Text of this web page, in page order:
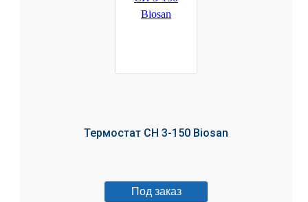
Термостат CH 3-150 Biosan
Под заказ